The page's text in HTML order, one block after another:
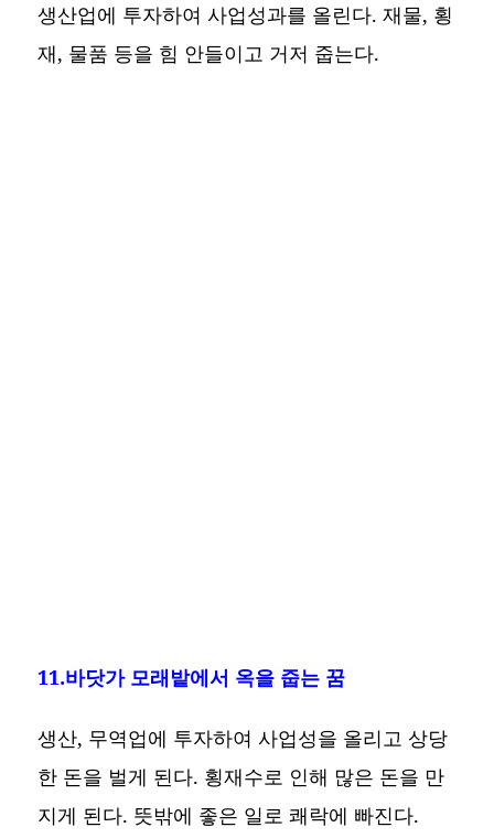
생산업에 투자하여 사업성과를 올린다. 재물, 횡
재, 물품 등을 힘 안들이고 거저 줍는다.
11.바닷가 모래밭에서 옥을 줍는 꿈
생산, 무역업에 투자하여 사업성을 올리고 상당
한 돈을 벌게 된다. 횡재수로 인해 많은 돈을 만
지게 된다. 뜻밖에 좋은 일로 쾌락에 빠진다.